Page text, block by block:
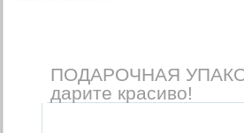
ПОДАРОЧНАЯ
дарите красиво!